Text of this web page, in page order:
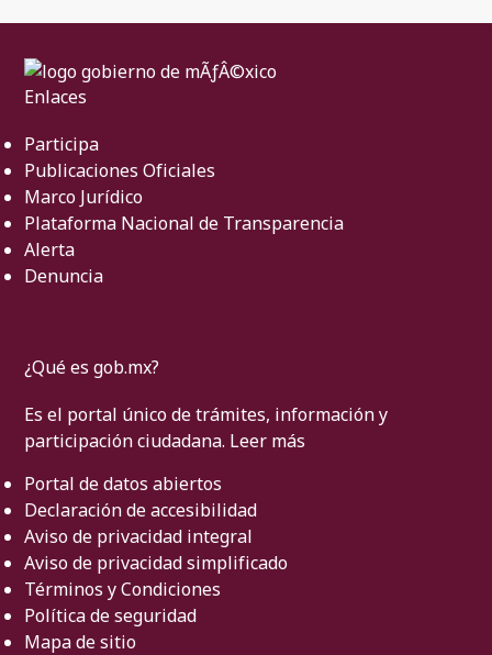
Enlaces
Participa
Publicaciones Oficiales
Marco Jurídico
Plataforma Nacional de Transparencia
Alerta
Denuncia
¿Qué es gob.mx?
Es el portal único de trámites, información y
participación ciudadana. Leer más
Portal de datos abiertos
Declaración de accesibilidad
Aviso de privacidad integral
Aviso de privacidad simplificado
Términos y Condiciones
Política de seguridad
Mapa de sitio